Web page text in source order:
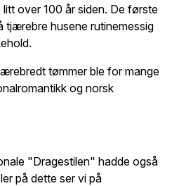
over 100 år siden. De første
tjærebre husene rutinemessig
tømmer ble for mange
og norsk
"Dragestilen" hadde også
på dette ser vi på